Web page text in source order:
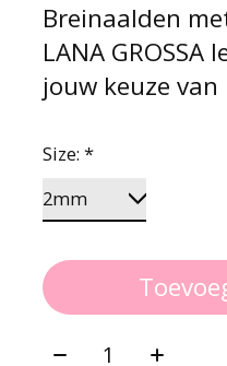
Breinaalden
LANA
jouw keuze
Size:*
Aantal: